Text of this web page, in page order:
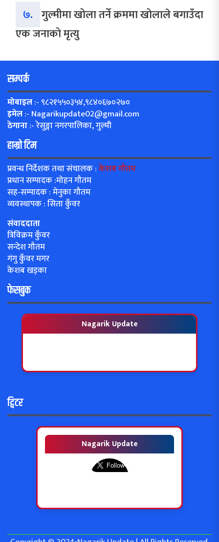
७. गुल्मीमा खोला तर्ने क्रममा खोलाले बगाउँदा
एक जनाको मृत्यु
सम्पर्क
मोबाइल:- ९८२१५५०३५४,९८४०६७०२७०
इमेल:- Nagarikupdate02@gmail.com
ठेगाना:- रेसुङ्गा नगरपालिका, गुल्मी
हाम्रो टिम
प्रवन्ध निर्देशक तथा संचालक :केशब गौतम
प्रधान सम्पादक :मोहन गौतम
सह-सम्पादक : मेनुका गौतम
व्यवस्थापक : सिता कुँवर
संवाददाता
त्रिविक्रम कुँवर
सन्देश गौतम
गंगु कुँवर मगर
केशब खड्का
फेसबुक
Nagarik Update
ट्विटर
Nagarik Update